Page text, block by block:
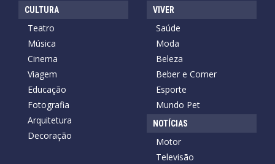
CULTURA
Teatro
Música
Cinema
Viagem
Educação
Fotografia
Arquitetura
Decoração
VIVER
Saúde
Moda
Beleza
Beber e Comer
Esporte
Mundo Pet
NOTÍCIAS
Motor
Televisão